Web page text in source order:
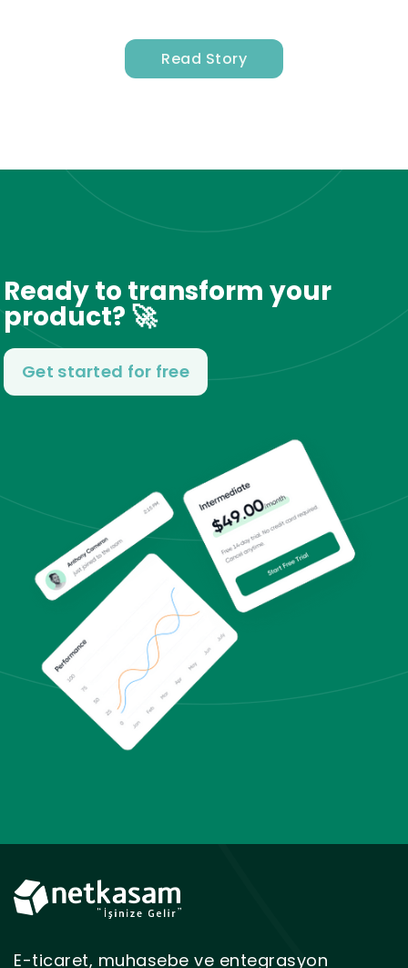
Read Story
Ready to transform your
product? 🚀
Get started for free
E-ticaret, muhasebe ve entegrasyon